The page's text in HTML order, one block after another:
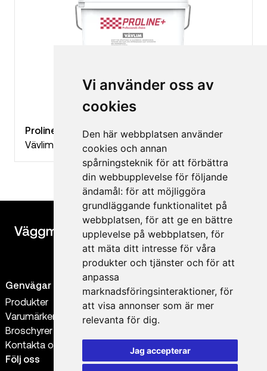
Vi använder oss av
cookies
Den här webbplatsen använder
cookies och annan
spårningsteknik för att förbättra
din webbupplevelse för följande
ändamål:för att möjliggöra
grundläggande funktionalitet på
webbplatsen,för att ge en bättre
upplevelse på webbplatsen,för
att mäta ditt intresse för våra
produkter och tjänster och för att
anpassa
marknadsföringsinteraktioner,för
att visa annonser som är mer
relevanta för dig.
Jag accepterar
Proline+ Vävlim
Vävlim
Genvägar
Produkter
Varumärken
Broschyrer
Kontakta oss
Kontakt
0300-56 38 88
order@vaggmaterial.se
Följ oss